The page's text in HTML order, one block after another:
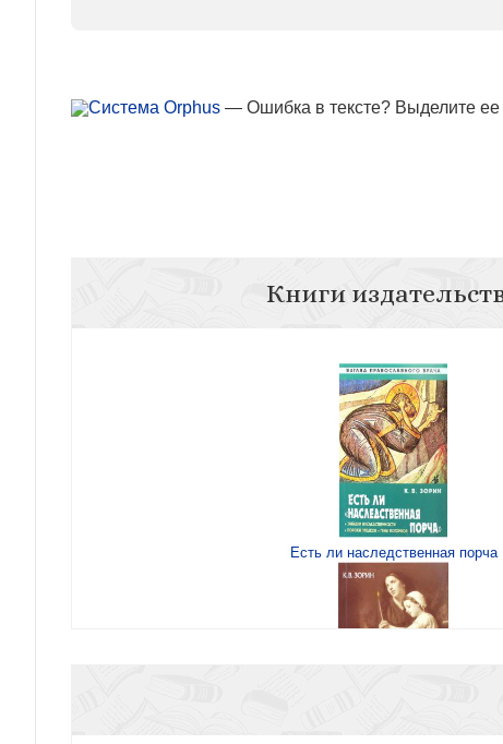
— Ошибка в тексте? Выделите
Книги
Есть ли наследственная порча